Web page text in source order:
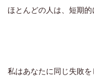
ほとんどの人は、短期的
私はあなたに同じ失敗を